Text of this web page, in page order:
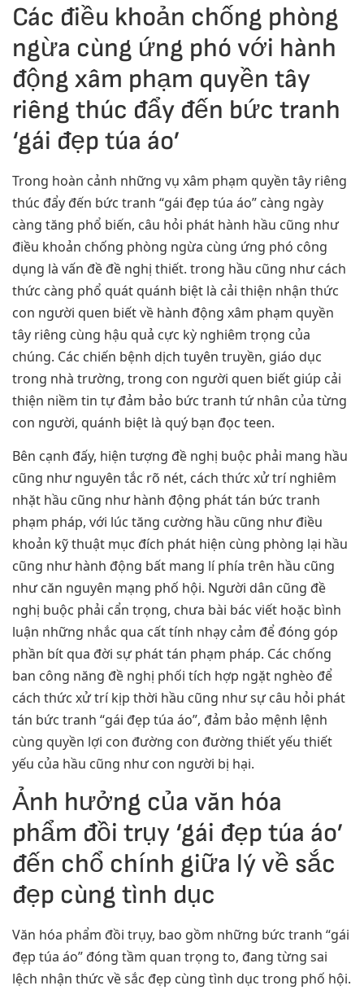
Các điều khoản chống phòng
ngừa cùng ứng phó với hành
động xâm phạm quyền tây
riêng thúc đẩy đến bức tranh
‘gái đẹp túa áo’
Trong hoàn cảnh những vụ xâm phạm quyền tây riêng
thúc đẩy đến bức tranh “gái đẹp túa áo” càng ngày
càng tăng phổ biến, câu hỏi phát hành hầu cũng như
điều khoản chống phòng ngừa cùng ứng phó công
dụng là vấn đề đề nghị thiết. trong hầu cũng như cách
thức càng phổ quát quánh biệt là cải thiện nhận thức
con người quen biết về hành động xâm phạm quyền
tây riêng cùng hậu quả cực kỳ nghiêm trọng của
chúng. Các chiến bệnh dịch tuyên truyền, giáo dục
trong nhà trường, trong con người quen biết giúp cải
thiện niềm tin tự đảm bảo bức tranh tứ nhân của từng
con người, quánh biệt là quý bạn đọc teen.
Bên cạnh đấy, hiện tượng đề nghị buộc phải mang hầu
cũng như nguyên tắc rõ nét, cách thức xử trí nghiêm
nhặt hầu cũng như hành động phát tán bức tranh
phạm pháp, với lúc tăng cường hầu cũng như điều
khoản kỹ thuật mục đích phát hiện cùng phòng lại hầu
cũng như hành động bất mang lí phía trên hầu cũng
như căn nguyên mạng phố hội. Người dân cũng đề
nghị buộc phải cẩn trọng, chưa bài bác viết hoặc bình
luận những nhắc qua cất tính nhạy cảm để đóng góp
phần bít qua đời sự phát tán phạm pháp. Các chống
ban công năng đề nghị phối tích hợp ngặt nghèo để
cách thức xử trí kịp thời hầu cũng như sự câu hỏi phát
tán bức tranh “gái đẹp túa áo”, đảm bảo mệnh lệnh
cùng quyền lợi con đường con đường thiết yếu thiết
yếu của hầu cũng như con người bị hại.
Ảnh hưởng của văn hóa
phẩm đồi trụy ‘gái đẹp túa áo’
đến chổ chính giữa lý về sắc
đẹp cùng tình dục
Văn hóa phẩm đồi trụy, bao gồm những bức tranh “gái
đẹp túa áo” đóng tầm quan trọng to, đang từng sai
lệch nhận thức về sắc đẹp cùng tình dục trong phố hội.